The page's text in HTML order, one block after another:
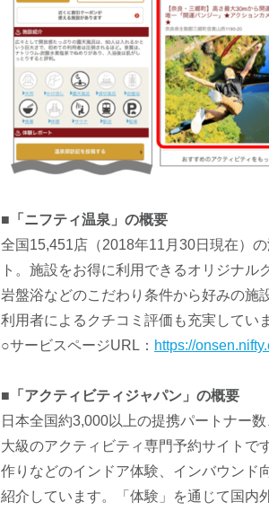
■「ニフティ温泉」の概要
全国15,451店（2018年11月30日現在）
ト。施設をお得に利用できるオリジナル
岩盤浴などのこだわり条件から好みの施
利用者によるクチコミ評価も充実してい
○サービスページURL： https://
■「アクティビティジャパン」の概要
日本全国約3,000以上の提携パートナー
大級のアクティビティ専門予約サイトで
作りなどのインドア体験、インバウンド
紹介しています。「体験」を通じて国内